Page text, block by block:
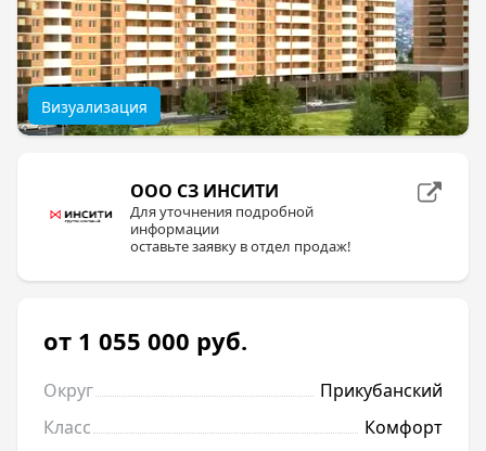
Визуализация
ООО СЗ ИНСИТИ
Для уточнения подробной
информации
оставьте заявку в отдел продаж!
от 1 055 000 руб.
Округ
Прикубанский
Класс
Комфорт